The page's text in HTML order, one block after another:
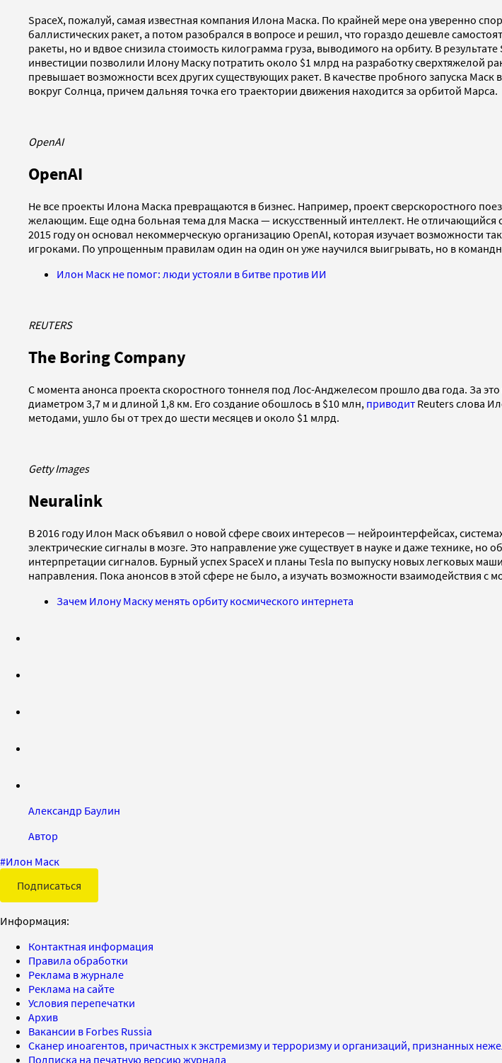
SpaceX, пожалуй, самая известная компания Илона Маска. По крайней мере она уверенно
баллистических ракет, а потом разобрался в вопросе и решил, что гораздо дешевле
ракеты, но и вдвое снизила стоимость килограмма груза, выводимого на орбиту. В
инвестиции позволили Илону Маску потратить около $1 млрд на разработку сверхтяжелой
превышает возможности всех других существующих ракет. В качестве пробного запуска
вокруг Солнца, причем дальняя точка его траектории движения находится за орбитой Марса.
OpenAI
OpenAI
Не все проекты Илона Маска превращаются в бизнес. Например, проект сверскоростного
желающим. Еще одна больная тема для Маска — искусственный интеллект. Не отличающийся
2015 году он основал некоммерческую организацию OpenAI, которая изучает возможности
игроками. По упрощенным правилам один на один он уже научился выигрывать, но в
Илон Маск не помог: люди устояли в битве против ИИ
REUTERS
The Boring Company
С момента анонса проекта скоростного тоннеля под Лос-Анджелесом прошло два года. За
диаметром 3,7 м и длиной 1,8 км. Его создание обошлось в $10 млн, приводит Reuters слова
методами, ушло бы от трех до шести месяцев и около $1 млрд.
Getty Images
Neuralink
В 2016 году Илон Маск объявил о новой сфере своих интересов — нейроинтерфейсах,
электрические сигналы в мозге. Это направление уже существует в науке и даже технике,
интерпретации сигналов. Бурный успех SpaceX и планы Tesla по выпуску новых легковых
направления. Пока анонсов в этой сфере не было, а изучать возможности взаимодействия с
Зачем Илону Маску менять орбиту космического интернета
Александр Баулин
Автор
#Илон Маск
Подписаться
Информация:
Контактная информация
Правила обработки
Реклама в журнале
Реклама на сайте
Условия перепечатки
Архив
Вакансии в Forbes Russia
Сканер иноагентов, причастных к экстремизму и терроризму и организаций, признанных
Подписка на печатную версию журнала